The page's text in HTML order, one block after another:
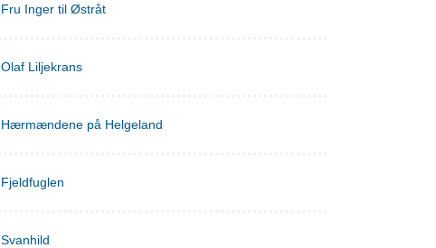
Fru Inger til Østråt
Olaf Liljekrans
Hærmændene på Helgeland
Fjeldfuglen
Svanhild